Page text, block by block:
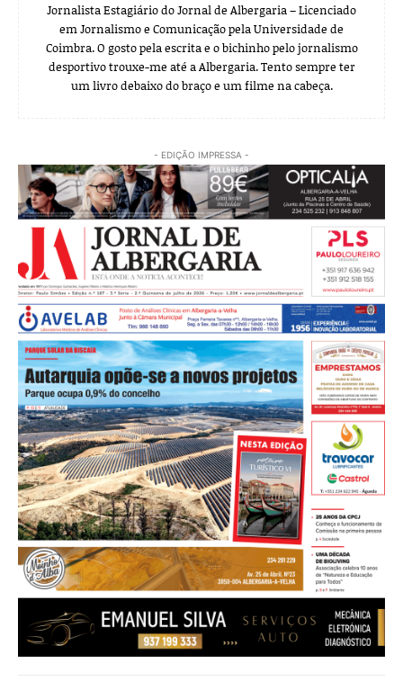
Jornalista Estagiário do Jornal de Albergaria – Licenciado
em Jornalismo e Comunicação pela Universidade de
Coimbra. O gosto pela escrita e o bichinho pelo jornalismo
desportivo trouxe-me até a Albergaria. Tento sempre ter
um livro debaixo do braço e um filme na cabeça.
- EDIÇÃO IMPRESSA -